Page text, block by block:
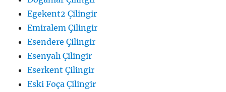
Egekent2 Çilingir
Emiralem Çilingir
Esendere Çilingir
Esenyalı Çilingir
Eserkent Çilingir
Eski Foça Çilingir